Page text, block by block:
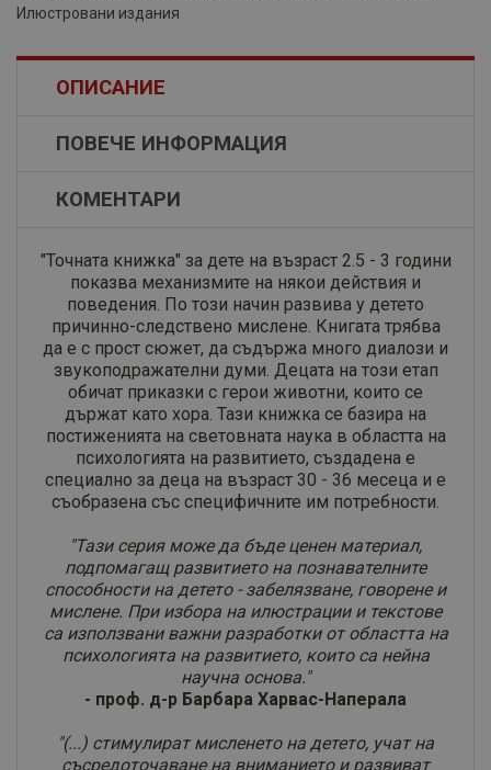
Илюстровани издания
ОПИСАНИЕ
ПОВЕЧЕ ИНФОРМАЦИЯ
КОМЕНТАРИ
​"Точната книжка" за дете на възраст 2.5 - 3 години
показва механизмите на някои действия и
поведения. По този начин развива у детето
причинно-следствено мислене. Книгата трябва
да е с прост сюжет, да съдържа много диалози и
звукоподражателни думи. Децата на този етап
обичат приказки с герои животни, които се
държат като хора. Тази книжка се базира на
постиженията на световната наука в областта на
психологията на развитието, създадена е
специално за деца на възраст 30 - 36 месеца и е
съобразена със специфичните им потребности.
"Тази серия може да бъде ценен материал,
подпомагащ развитието на познавателните
способности на детето - забелязване, говорене и
мислене. При избора на илюстрации и текстове
са използвани важни разработки от областта на
психологията на развитието, които са нейна
научна основа."
- проф. д-р Барбара Харвас-Наперала
"(...) стимулират мисленето на детето, учат на
съсредоточаване на вниманието и развиват